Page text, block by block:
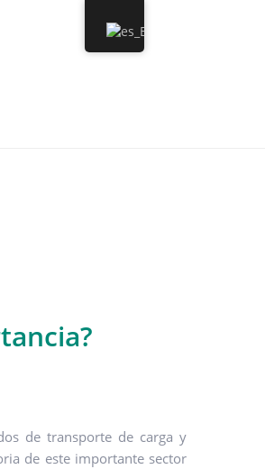
de transporte de carga y
de este importante sector